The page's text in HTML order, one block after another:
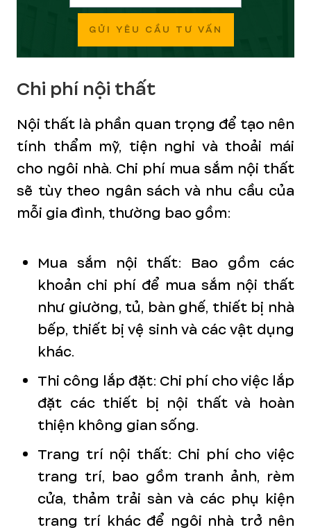
GỬI YÊU CẦU TƯ VẤN
Chi phí nội thất
Nội thất là phần quan trọng để tạo nên
tính thẩm mỹ, tiện nghi và thoải mái
cho ngôi nhà. Chi phí mua sắm nội thất
sẽ tùy theo ngân sách và nhu cầu của
mỗi gia đình, thường bao gồm:
Mua sắm nội thất: Bao gồm các
khoản chi phí để mua sắm nội thất
như giường, tủ, bàn ghế, thiết bị nhà
bếp, thiết bị vệ sinh và các vật dụng
khác.
Thi công lắp đặt: Chi phí cho việc lắp
đặt các thiết bị nội thất và hoàn
thiện không gian sống.
Trang trí nội thất: Chi phí cho việc
trang trí, bao gồm tranh ảnh, rèm
cửa, thảm trải sàn và các phụ kiện
trang trí khác để ngôi nhà trở nên